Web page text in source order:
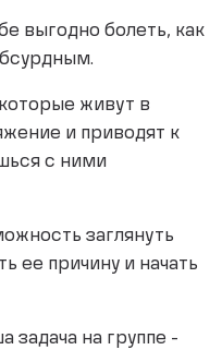
выгодно болеть, как
живут в
и приводят к
с ними
заглянуть
ее причину и начать
задача на группе -